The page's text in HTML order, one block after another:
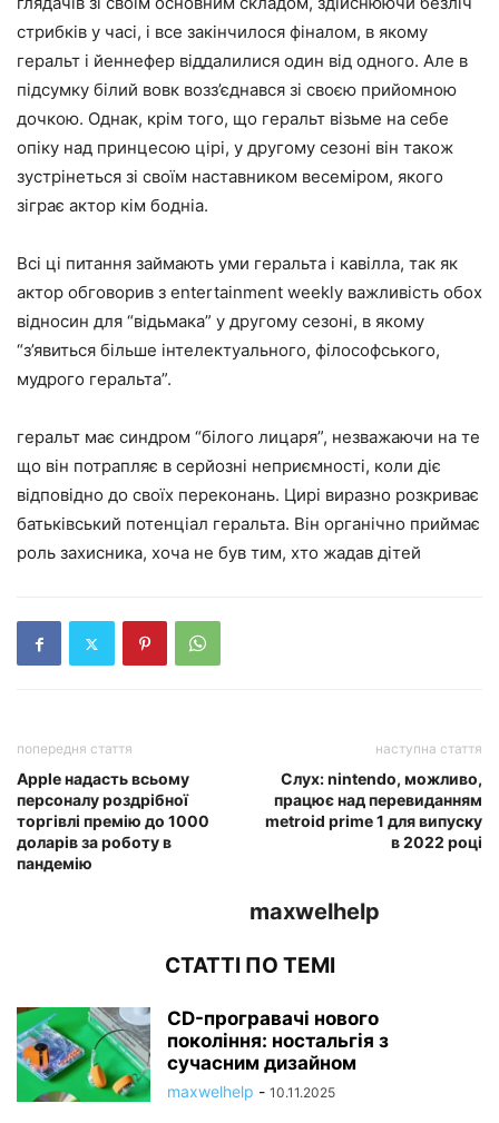
стрибків у часі, і все закінчилося фіналом, в якому
геральт і йеннефер віддалилися один від одного. Але в
підсумку білий вовк возз’єднався зі своєю прийомною
дочкою. Однак, крім того, що геральт візьме на себе
опіку над принцесою цірі, у другому сезоні він також
зустрінеться зі своїм наставником весеміром, якого
зіграє актор кім бодніа.
Всі ці питання займають уми геральта і кавілла, так як
актор обговорив з entertainment weekly важливість обох
відносин для “відьмака” у другому сезоні, в якому
“з’явиться більше інтелектуального, філософського,
мудрого геральта”.
геральт має синдром “білого лицаря”, незважаючи на те
що він потрапляє в серйозні неприємності, коли діє
відповідно до своїх переконань. Цирі виразно розкриває
батьківський потенціал геральта. Він органічно приймає
роль захисника, хоча не був тим, хто жадав дітей
попередня стаття
Apple надасть всьому
персоналу роздрібної
торгівлі премію до 1000
доларів за роботу в
пандемію
наступна стаття
Слух: nintendo, можливо,
працює над перевиданням
metroid prime 1 для випуску
в 2022 році
maxwelhelp
СТАТТІ ПО ТЕМІ
CD-програвачі нового
покоління: ностальгія з
сучасним дизайном
maxwelhelp - 10.11.2025